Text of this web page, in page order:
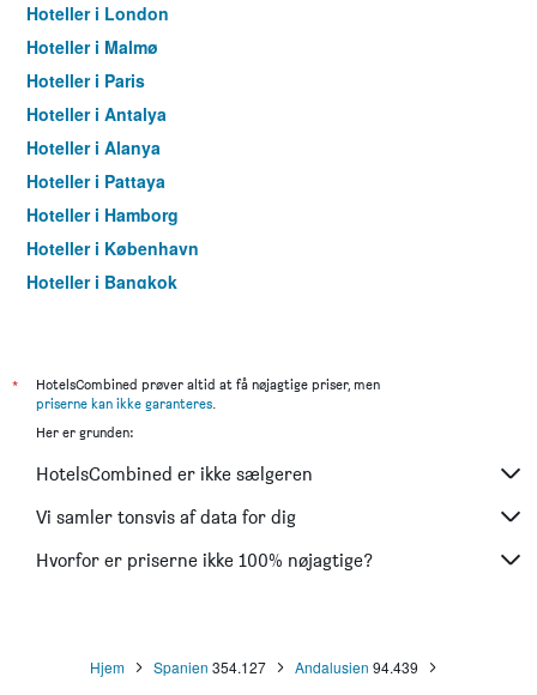
Hoteller i London
Hoteller i Malmø
Hoteller i Paris
Hoteller i Antalya
Hoteller i Alanya
Hoteller i Pattaya
Hoteller i Hamborg
Hoteller i København
Hoteller i Bangkok
*
HotelsCombined prøver altid at få nøjagtige priser, men
priserne kan ikke garanteres.
Her er grunden:
HotelsCombined er ikke sælgeren
Vi samler tonsvis af data for dig
Hvorfor er priserne ikke 100% nøjagtige?
Hjem Spanien 354.127 Andalusien 94.439